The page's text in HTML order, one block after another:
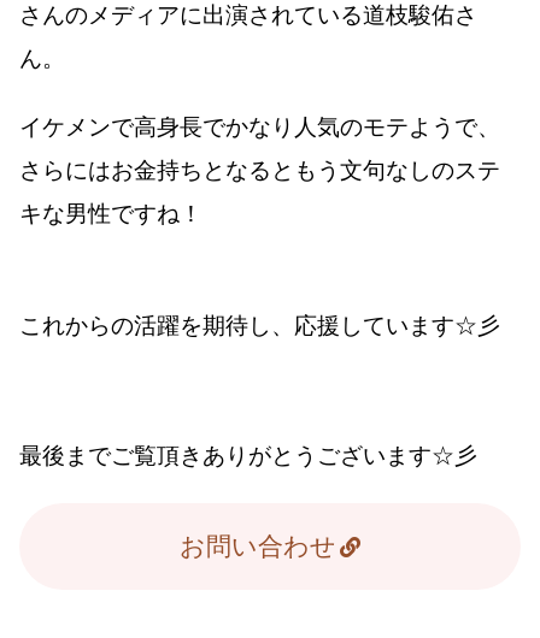
さんのメディアに出演されている道枝駿佑さ
ん。
イケメンで高身長でかなり人気のモテようで、
さらにはお金持ちとなるともう文句なしのステ
キな男性ですね！
これからの活躍を期待し、応援しています☆彡
最後までご覧頂きありがとうございます☆彡
お問い合わせ